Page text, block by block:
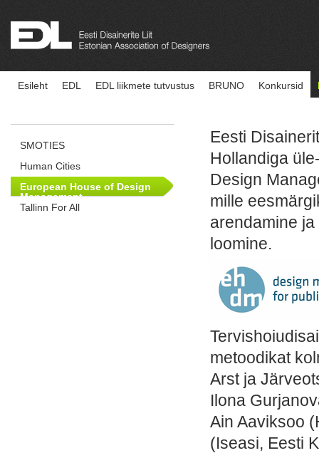
Esileht EDL EDL liikmete tutvustus BRUNO Konkursid
SMOTIES
Human Cities
European House of Design
Management
Tallinn For All
Eesti
Hollandiga
Design
mille
arendamine
loomine.
metoodikat
Arst ja
Ilona
Ain Aaviksoo
(Iseasi, Eesti